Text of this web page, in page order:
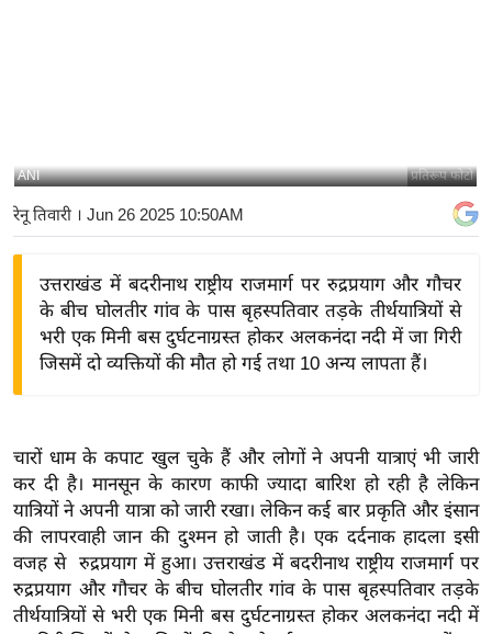
य
बि
ज़
द्यो
त
वि
शे
ष
ज्ञ
रा
प्रतिरूप फोटो
ANI
रेनू तिवारी । Jun 26 2025 10:50AM
उत्तराखंड में बदरीनाथ राष्ट्रीय राजमार्ग पर रुद्रप्रयाग और गौचर
के बीच घोलतीर गांव के पास बृहस्पतिवार तड़के तीर्थयात्रियों से
भरी एक मिनी बस दुर्घटनाग्रस्त होकर अलकनंदा नदी में जा गिरी
जिसमें दो व्यक्तियों की मौत हो गई तथा 10 अन्य लापता हैं।
चारों धाम के कपाट खुल चुके हैं और लोगों ने अपनी यात्राएं भी जारी
कर दी है। मानसून के कारण काफी ज्यादा बारिश हो रही है लेकिन
यात्रियों ने अपनी यात्रा को जारी रखा। लेकिन कई बार प्रकृति और इंसान
की लापरवाही जान की दुश्मन हो जाती है। एक दर्दनाक हादला इसी
वजह से रुद्रप्रयाग में हुआ। उत्तराखंड में बदरीनाथ राष्ट्रीय राजमार्ग पर
रुद्रप्रयाग और गौचर के बीच घोलतीर गांव के पास बृहस्पतिवार तड़के
तीर्थयात्रियों से भरी एक मिनी बस दुर्घटनाग्रस्त होकर अलकनंदा नदी में